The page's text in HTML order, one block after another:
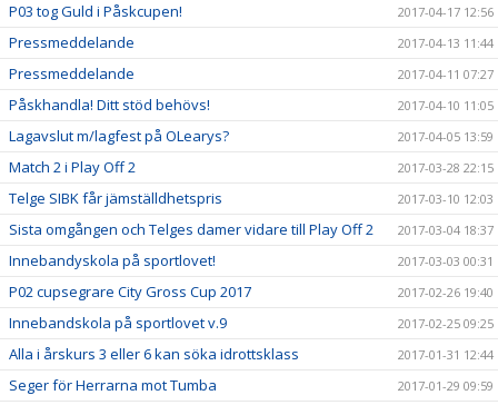
P03 tog Guld i Påskcupen! 2017-04-17 12:56
Pressmeddelande 2017-04-13 11:44
Pressmeddelande 2017-04-11 07:27
Påskhandla! Ditt stöd behövs! 2017-04-10 11:05
Lagavslut m/lagfest på OLearys? 2017-04-05 13:59
Match 2 i Play Off 2 2017-03-28 22:15
Telge SIBK får jämställdhetspris 2017-03-10 12:03
Sista omgången och Telges damer vidare till Play Off 2 2017-03-04 18:37
Innebandyskola på sportlovet! 2017-03-03 00:31
P02 cupsegrare City Gross Cup 2017 2017-02-26 19:40
Innebandskola på sportlovet v.9 2017-02-25 09:25
Alla i årskurs 3 eller 6 kan söka idrottsklass 2017-01-31 12:44
Seger för Herrarna mot Tumba 2017-01-29 09:59